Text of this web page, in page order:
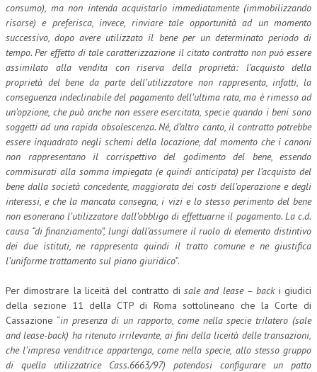
consumo), ma non intenda acquistarlo immediatamente (immobilizzando
risorse) e preferisca, invece, rinviare tale opportunità ad un momento
successivo, dopo avere utilizzato il bene per un determinato periodo di
tempo. Per effetto di tale caratterizzazione il citato contratto non può essere
assimilato alla vendita con riserva della proprietà: l’acquisto della
proprietà del bene da parte dell’utilizzatore non rappresenta, infatti, la
conseguenza indeclinabile del pagamento dell’ultima rata, ma è rimesso ad
un’opzione, che può anche non essere esercitata, specie quando i beni sono
soggetti ad una rapida obsolescenza. Né, d’altro canto, il contratto potrebbe
essere inquadrato negli schemi della locazione, dal momento che i canoni
non rappresentano il corrispettivo del godimento del bene, essendo
commisurati alla somma impiegata (e quindi anticipata) per l’acquisto del
bene dalla società concedente, maggiorata dei costi dell’operazione e degli
interessi, e che la mancata consegna, i vizi e lo stesso perimento del bene
non esonerano l’utilizzatore dall’obbligo di effettuarne il pagamento. La c.d.
causa “di finanziamento”, lungi dall’assumere il ruolo di elemento distintivo
dei due istituti, ne rappresenta quindi il tratto comune e ne giustifica
l’uniforme trattamento sul piano giuridico”.
Per dimostrare la liceità del contratto di sale and lease – backi giudici
della sezione 11 della CTP di Roma sottolineano che la Corte di
Cassazione “in presenza di un rapporto, come nella specie trilatero (sale
and lease-back) ha ritenuto irrilevante, ai fini della liceità delle transazioni,
che l’impresa venditrice appartenga, come nella specie, allo stesso gruppo
di quella utilizzatrice Cass.6663/97) potendosi configurare un patto